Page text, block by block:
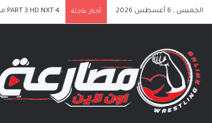
الخميس , 6 أغسطس 2026 أخبار عاجلة PART 3 HD NXT 4 مترجم